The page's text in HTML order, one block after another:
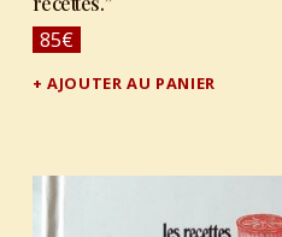
85€
AJOUTER AU PANIER